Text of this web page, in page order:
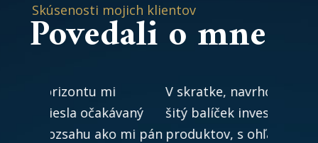
Skúsenosti mojich klientov
Povedalio mne
V skratke, navrhol mi na mieru
šitý balíček investičných
produktov, s ohľadom na ich